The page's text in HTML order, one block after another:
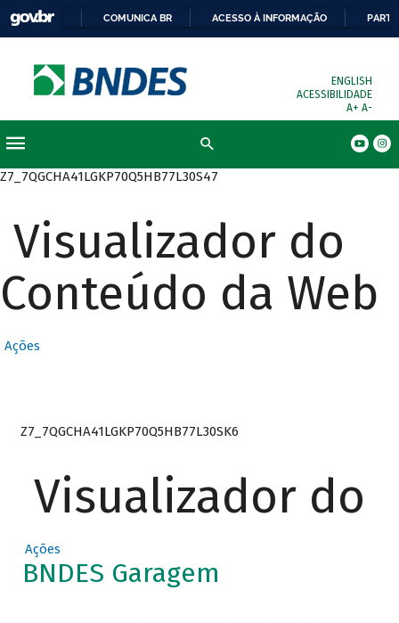
COMUNICA BR ACESSO À INFORMAÇÃO
ENGLISH
ACESSIBILIDADE
A+ A-
Z7_7QGCHA41LGKP70Q5HB77L30S47
Visualizador do
Conteúdo da Web
Ações
Z7_7QGCHA41LGKP70Q5HB77L30SK6
Visualizador do
Ações
BNDES Garagem